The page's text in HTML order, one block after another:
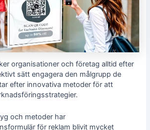
organisationer och företag alltid efter
sätt engagera den målgrupp de
efter innovativa metoder för att
och metoder har
för reklam blivit mycket